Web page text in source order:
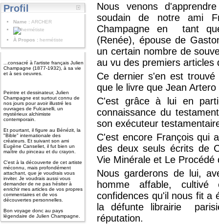
Profil
Name : ARCHER
À Propos : hermétiste
...consacré à l'artiste français Julien
Champagne (1877-1932), à sa vie
et à ses oeuvres.
Peintre et dessinateur, Julien
Champagne est surtout connu de
nos jours pour avoir illustré les
ouvrages de Fulcanelli, un
mystérieux alchimiste
contemporain.
Et pourtant, il figure au Bénézit, la
"Bible" internationale des
créateurs. Et suivant son ami
Eugène Canseliet, il fut bien un
maître du pinceau et du crayon.
C'est à la découverte de cet artiste
méconnu, mais profondément
attachant, que je voudrais vous
inviter. Je voudrais aussi vous
demander de ne pas hésiter à
enrichir mes articles de vos propres
commentaires et de vos
découvertes personnelles.
Bon voyage donc au pays
légendaire de Julien Champagne.
Nous venons
soudain de notre ami
Champagne en tant
(Renée), épouse de
un certain nombre de
au vu des premiers articles
Ce dernier s'en est
que le livre que Jean
C'est grâce à lui en
connaissance du
son exécuteur
C'est encore François qui
des deux seuls écrits de
Vie Minérale et Le Procédé
Nous garderons de lui,
homme affable,
confidences qu'il nous fit a
la défunte librairie
réputation.